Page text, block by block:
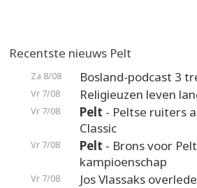
Recentste nieuws Pelt
Za 8/08 Bosland-podcast 3
Vr 7/08 Religieuzen leven
Vr 7/08 Pelt - Peltse ruiters
Classic
Vr 7/08 Pelt - Brons voor
kampioenschap
Vr 7/08 Jos Vlassaks